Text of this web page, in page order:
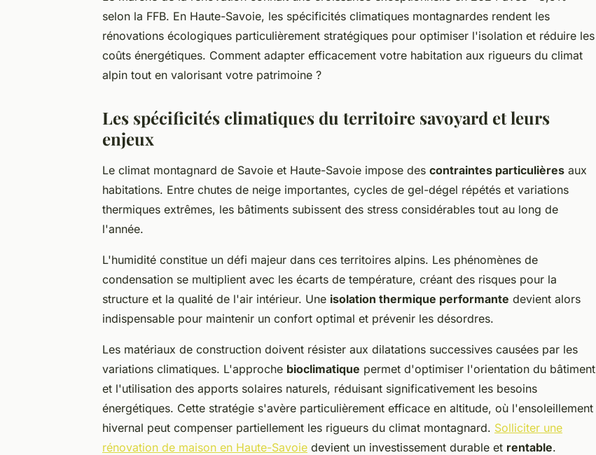
selon la FFB. En Haute-Savoie, les spécificités climatiques montagnardes rendent les
rénovations écologiques particulièrement stratégiques pour optimiser l'isolation et réduire les
coûts énergétiques. Comment adapter efficacement votre habitation aux rigueurs du climat
alpin tout en valorisant votre patrimoine ?
Les spécificités climatiques du territoire savoyard et leurs
enjeux
Le climat montagnard de Savoie et Haute-Savoie impose des contraintes particulières aux
habitations. Entre chutes de neige importantes, cycles de gel-dégel répétés et variations
thermiques extrêmes, les bâtiments subissent des stress considérables tout au long de
l'année.
L'humidité constitue un défi majeur dans ces territoires alpins. Les phénomènes de
condensation se multiplient avec les écarts de température, créant des risques pour la
structure et la qualité de l'air intérieur. Une isolation thermique performante devient alors
indispensable pour maintenir un confort optimal et prévenir les désordres.
Les matériaux de construction doivent résister aux dilatations successives causées par les
variations climatiques. L'approche bioclimatique permet d'optimiser l'orientation du bâtiment
et l'utilisation des apports solaires naturels, réduisant significativement les besoins
énergétiques. Cette stratégie s'avère particulièrement efficace en altitude, où l'ensoleillement
hivernal peut compenser partiellement les rigueurs du climat montagnard. Solliciter une
rénovation de maison en Haute-Savoie devient un investissement durable et rentable.